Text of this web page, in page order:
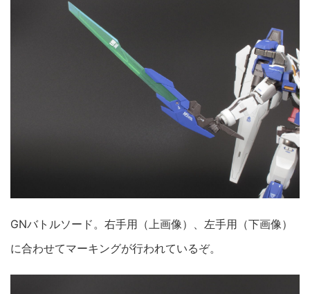
GNバトルソード。右手用（上画像）、左手用（下画像）
に合わせてマーキングが行われているぞ。